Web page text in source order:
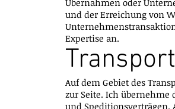
Übernahmen oder
und der Erreichung von
Expertise an.
Auf dem Gebiet des
zur Seite. Ich übernehme
und